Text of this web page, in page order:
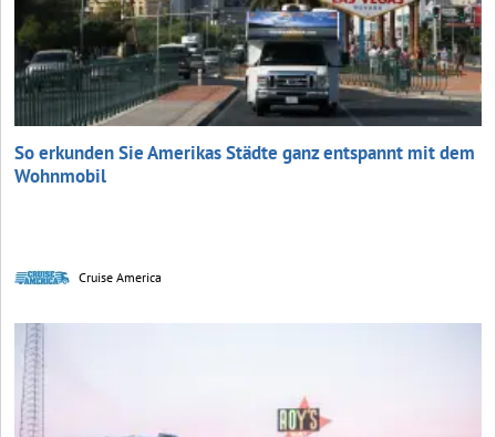
So erkunden Sie Amerikas Städte ganz entspannt mit dem
Wohnmobil
Cruise America